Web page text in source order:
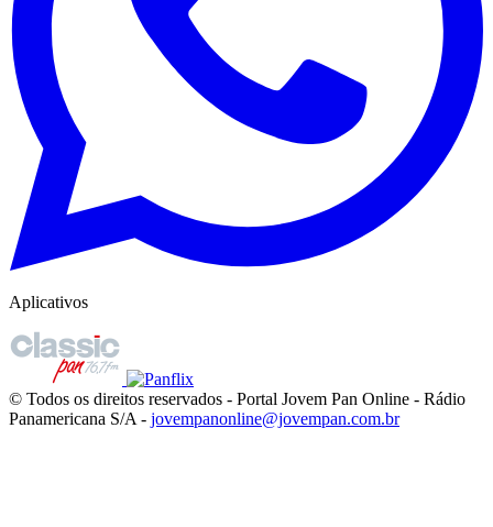
Aplicativos
© Todos os direitos reservados - Portal Jovem Pan Online - Rádio
Panamericana S/A - jovempanonline@jovempan.com.br